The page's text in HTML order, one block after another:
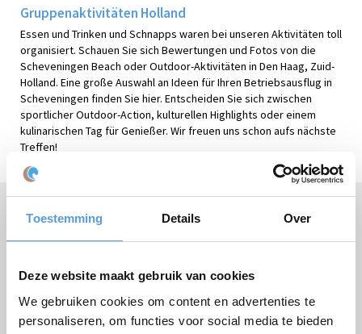
Toestemming Details Over
Deze website maakt gebruik van cookies
We gebruiken cookies om content en advertenties te
personaliseren, om functies voor social media te bieden
Gruppenaktivitäten Holland
Essen und Trinken und Schnapps waren bei unseren Aktivitäten toll
organisiert. Schauen Sie sich Bewertungen und Fotos von die
Scheveningen Beach oder Outdoor-Aktivitäten in Den Haag, Zuid-
Holland. Eine große Auswahl an Ideen für Ihren Betriebsausflug in
Scheveningen finden Sie hier. Entscheiden Sie sich zwischen
sportlicher Outdoor-Action, kulturellen Highlights oder einem
kulinarischen Tag für Genießer. Wir freuen uns schon aufs nächste
Treffen!
Brauchen Sie Hilfe oder haben Sie Fragen?
Rufen Sie+31 (0)70 221 0359an oder stellen Sie Ihre